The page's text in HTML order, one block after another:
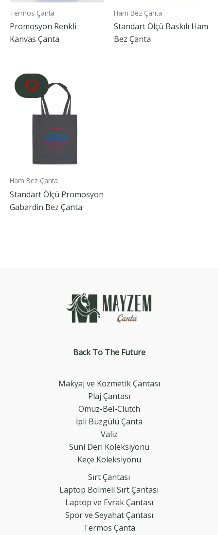
Termos Çanta
Promosyon Renkli
Kanvas Çanta
Ham Bez Çanta
Standart Ölçü Baskılı Ham
Bez Çanta
Ham Bez Çanta
Standart Ölçü Promosyon
Gabardin Bez Çanta
Back To The Future
Makyaj ve Kozmetik Çantası
Plaj Çantası
Omuz-Bel-Clutch
İpli Büzgülü Çanta
Valiz
Suni Deri Koleksiyonu
Keçe Koleksiyonu
Sırt Çantası
Laptop Bölmeli Sırt Çantası
Laptop ve Evrak Çantası
Spor ve Seyahat Çantası
Termos Çanta